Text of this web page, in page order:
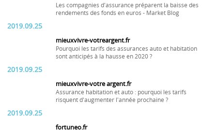
Les compagnies d'assurance préparent la baisse des
rendements des fonds en euros - Market Blog
2019.09.25
mieuxvivre-votreargent.fr
Pourquoi les tarifs des assurances auto et habitation
sont anticipés à la hausse en 2020 ?
2019.09.25
mieuxvivre-votre argent.fr
Assurance habitation et auto : pourquoi les tarifs
risquent d'augmenter l'année prochaine ?
2019.09.25
fortuneo.fr